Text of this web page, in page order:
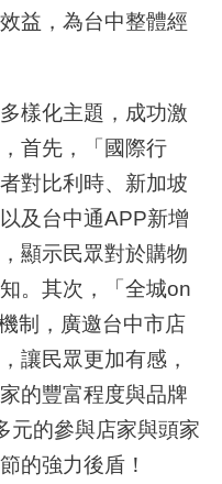
益，為台中整體經
樣化主題，成功激
首先，「國際行
對比利時、新加坡
及台中通APP新增
顯示民眾對於購物
。其次，「全城on
制，廣邀台中市店
讓民眾更加有感，
的豐富程度與品牌
元的參與店家與頭家
的強力後盾！